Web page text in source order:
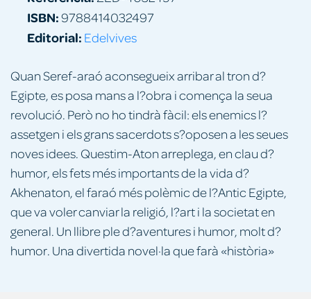
Quan Seref-araó aconsegueix arribar al tron d?
Egipte, es posa mans a l?obra i comença la seua
revolució. Però no ho tindrà fàcil: els enemics l?
assetgen i els grans sacerdots s?oposen a les seues
noves idees. Questim-Aton arreplega, en clau d?
humor, els fets més importants de la vida d?
Akhenaton, el faraó més polèmic de l?Antic Egipte,
que va voler canviar la religió, l?art i la societat en
general. Un llibre ple d?aventures i humor, molt d?
humor. Una divertida novel·la que farà «història»
ISBN:9788414032497
Editorial: Edelvives